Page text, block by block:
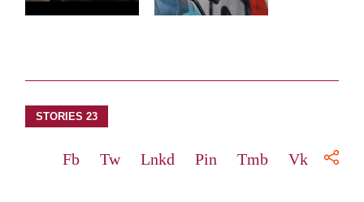
STORIES 23
Fb Tw Lnkd Pin Tmb Vk